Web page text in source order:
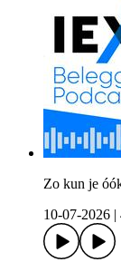
Zo kun je
10-07-2026